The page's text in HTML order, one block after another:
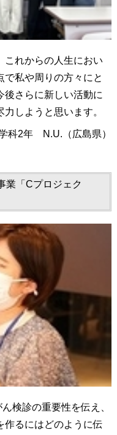
れからの人生におい
私や周りの方々にと
後さらに新しい活動に
しようと思います。
科2年 N.U.（広島県）
業「Cプロジェク
検診の重要性を伝え、
作るにはどのように伝